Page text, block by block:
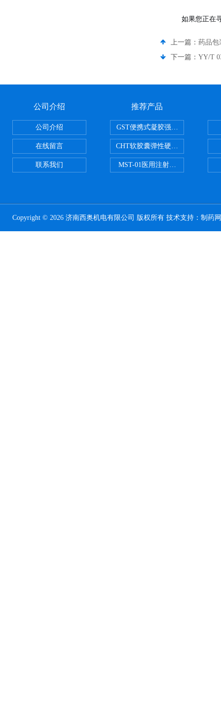
如果您正在
上一篇： 药品包
下一篇： YY/T
公司介绍
公司介绍
在线留言
联系我们
推荐产品
GST便携式凝胶强度测定仪
CHT软胶囊弹性硬度测试仪
MST-01医用注射器测试仪
Copyright © 2026 济南西奥机电有限公司 版权所有 技术支持： 制药网